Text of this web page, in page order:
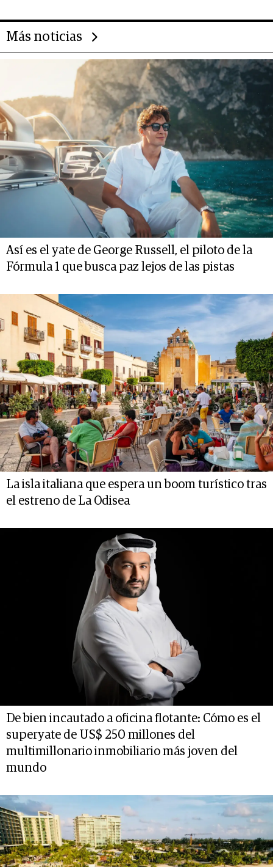
Más noticias
Así es el yate de George Russell, el piloto de la
Fórmula 1 que busca paz lejos de las pistas
La isla italiana que espera un boom turístico tras
el estreno de La Odisea
De bien incautado a oficina flotante: Cómo es el
superyate de US$ 250 millones del
multimillonario inmobiliario más joven del
mundo